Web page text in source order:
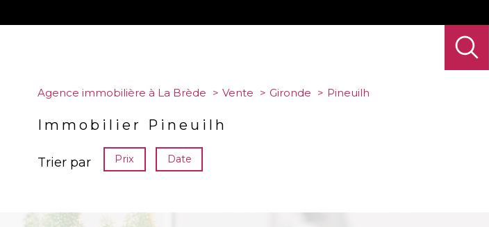
BIENS DE PRESTIGE
Agence immobilière à La Brède Vente Gironde Pineuilh
Immobilier Pineuilh
Trier par Prix Date